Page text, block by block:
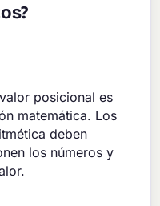
posicional es
matemática. Los
deben
los números y